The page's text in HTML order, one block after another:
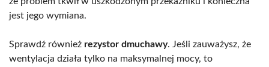
jest jego wymiana.
Sprawdź również rezystor dmuchawy. Jeśli zauważysz, że
wentylacja działa tylko na maksymalnej mocy, to